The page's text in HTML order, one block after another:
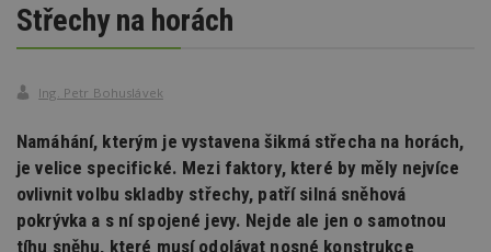
Střechy na horách
Ing. Petr Bohuslávek
Namáhání, kterým je vystavena šikmá střecha na horách,
je velice specifické. Mezi faktory, které by měly nejvíce
ovlivnit volbu skladby střechy, patří silná sněhová
pokrývka a s ní spojené jevy. Nejde ale jen o samotnou
tíhu sněhu, které musí odolávat nosné konstrukce